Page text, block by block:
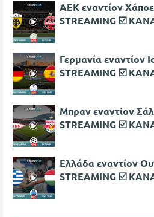
ΑΕΚ εναντίον
STREAMING ☑️
Γερμανία εναντίον
STREAMING ☑️
Μπραν εναντίον
STREAMING ☑️
Ελλάδα εναντίον
STREAMING ☑️